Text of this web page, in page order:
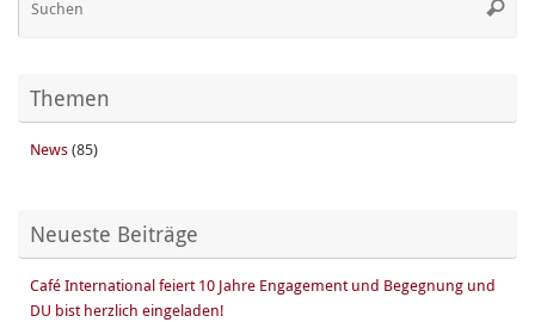
Themen
News(85)
Neueste Beiträge
Café International feiert 10 Jahre Engagement und Begegnung und
DU bist herzlich eingeladen!